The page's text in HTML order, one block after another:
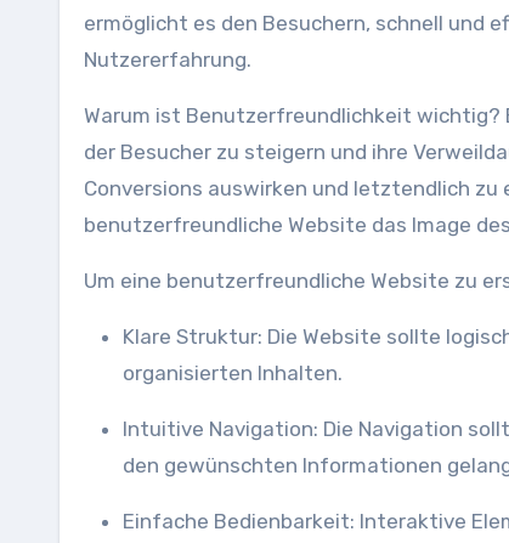
ermöglicht es den Besuchern, schnell und
Nutzererfahrung.
Warum ist Benutzerfreundlichkeit
der Besucher zu steigern und ihre
Conversions auswirken und letztendlich
benutzerfreundliche Website das Image
Um eine benutzerfreundliche Website zu
Klare Struktur: Die Website sollte logisch strukturiert sein, mit einer übersichtlichen Menüführung und gut
organisierten Inhalten.
Intuitive Navigation: Die Navigation sollte einfach und verständlich sein, damit die Besucher mühelos zu
den gewünschten Informationen
Einfache Bedienbarkeit: Interaktive Elemente wie Buttons oder Formulare sollten leicht erkennbar und